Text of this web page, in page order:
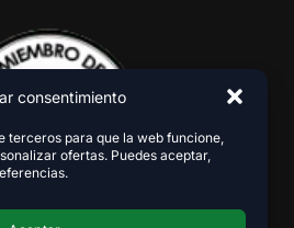
consentimiento
terceros para que la web funcione,
ofertas. Puedes aceptar,